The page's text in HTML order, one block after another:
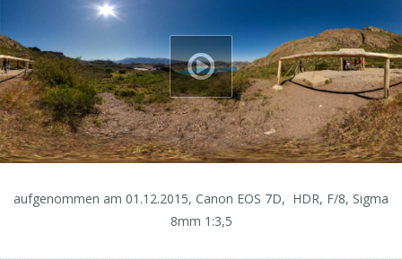
aufgenommen am 01.12.2015, Canon EOS 7D, HDR, F/8, Sigma
8mm 1:3,5